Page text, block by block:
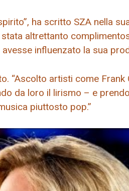
ha scritto SZA nella
altrettanto
influenzato la sua
“Ascolto artisti come Frank
da loro il lirismo – e
piuttosto pop.”